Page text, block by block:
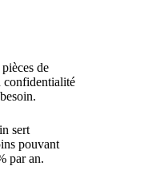
de
confidentialité
sert
pouvant
par an.